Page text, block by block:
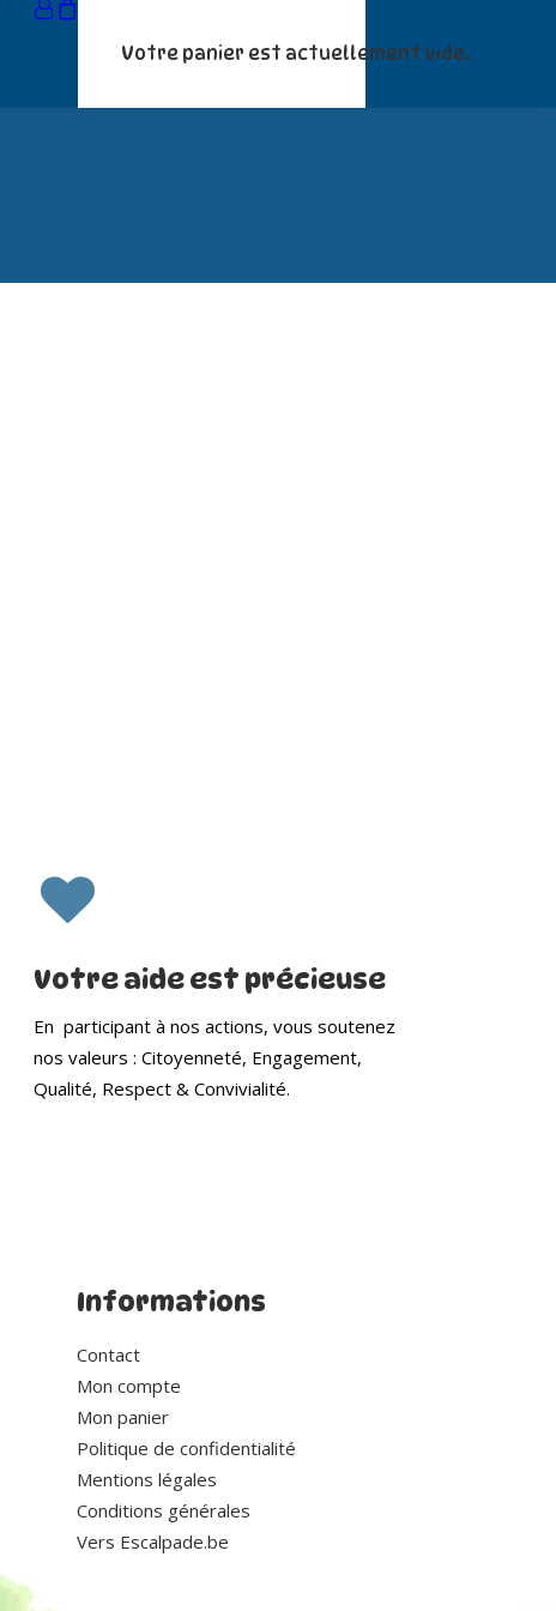
Votre panier est actuellement vide.
Votre aide est précieuse
En participant à nos actions, vous soutenez
nos valeurs : Citoyenneté, Engagement,
Qualité, Respect & Convivialité.
Informations
Contact
Mon compte
Mon panier
Politique de confidentialité
Mentions légales
Conditions générales
Vers Escalpade.be